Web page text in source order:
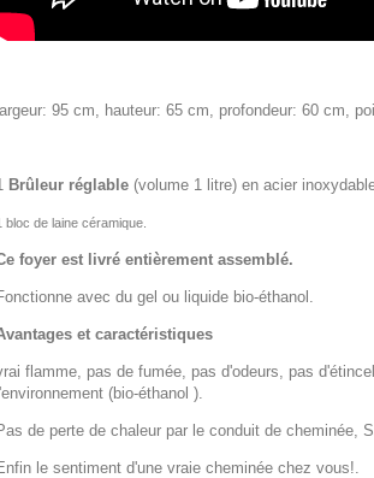
largeur: 95 cm, hauteur: 65 cm, profondeur: 60 cm,
Brûleur réglable (volume 1 litre) en acier
bloc de laine céramique.
foyer est livré entièrement assemblé.
avec du gel ou liquide bio-éthanol.
et caractéristiques
flamme, pas de fumée, pas d'odeurs, pas
l'environnement (bio-éthanol ).
de perte de chaleur par le conduit de cheminée,
le sentiment d'une vraie cheminée chez vous!.